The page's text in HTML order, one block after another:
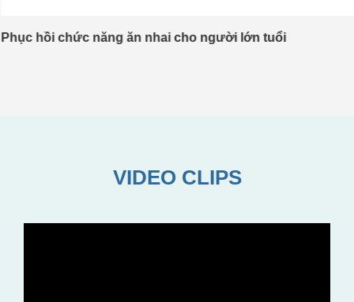
Phục hồi chức năng ăn nhai cho người lớn tuổi
VIDEO CLIPS